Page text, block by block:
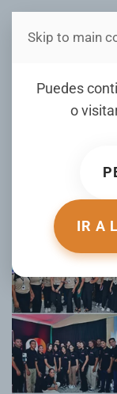
Estás
Puedes
o
IR A
Skip to main
ESCRITO POR
GALERIA .